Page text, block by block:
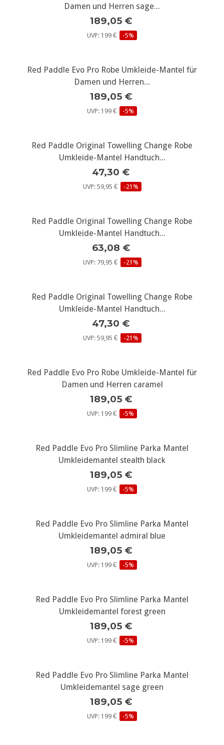
Damen und Herren sage...
189,05 €
UVP: 199 € -5%
Red Paddle Evo Pro Robe Umkleide-Mantel für
Damen und Herren...
189,05 €
UVP: 199 € -5%
Red Paddle Original Towelling Change Robe
Umkleide-Mantel Handtuch...
47,30 €
UVP: 59,95 € -21%
Red Paddle Original Towelling Change Robe
Umkleide-Mantel Handtuch...
63,08 €
UVP: 79,95 € -21%
Red Paddle Original Towelling Change Robe
Umkleide-Mantel Handtuch...
47,30 €
UVP: 59,95 € -21%
Red Paddle Evo Pro Robe Umkleide-Mantel für
Damen und Herren caramel
189,05 €
UVP: 199 € -5%
Red Paddle Evo Pro Slimline Parka Mantel
Umkleidemantel stealth black
189,05 €
UVP: 199 € -5%
Red Paddle Evo Pro Slimline Parka Mantel
Umkleidemantel admiral blue
189,05 €
UVP: 199 € -5%
Red Paddle Evo Pro Slimline Parka Mantel
Umkleidemantel forest green
189,05 €
UVP: 199 € -5%
Red Paddle Evo Pro Slimline Parka Mantel
Umkleidemantel sage green
189,05 €
UVP: 199 € -5%